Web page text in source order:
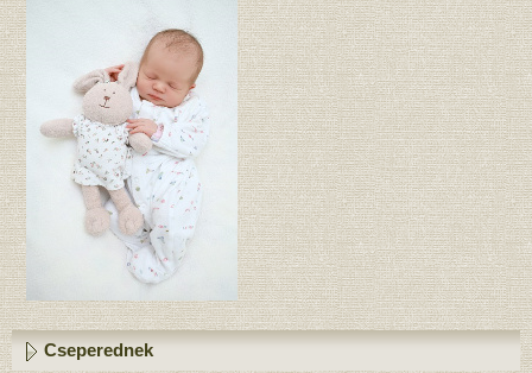
Cseperednek